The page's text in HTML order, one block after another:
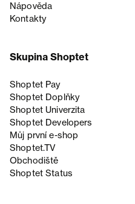
Nápověda
Kontakty
Skupina Shoptet
Shoptet Pay
Shoptet Doplňky
Shoptet Univerzita
Shoptet Developers
Můj první e-shop
Shoptet.TV
Obchodiště
Shoptet Status